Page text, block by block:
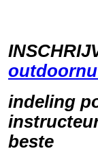
indeling
beste